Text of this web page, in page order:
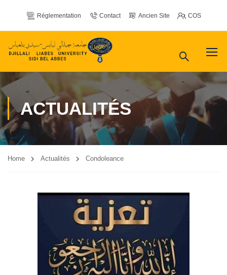
Réglementation Contact Ancien Site COS
ACTUALITÉS
Home Actualités Condoleance